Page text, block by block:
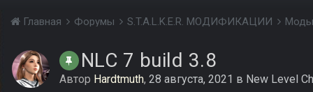
Главная Форумы S.T.A.L.K.E.R. МОДИФИКАЦИИ
NLC 7 build 3.8
Автор Hardtmuth, 28 августа, 2021 в New Level